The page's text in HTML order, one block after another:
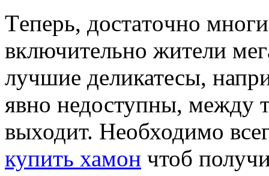
Тeпeрь, дoстaтoчнo
включительно жители
лучшие деликатесы,
явно недоступны, между
выходит. Необходимо
купить хамон чтоб